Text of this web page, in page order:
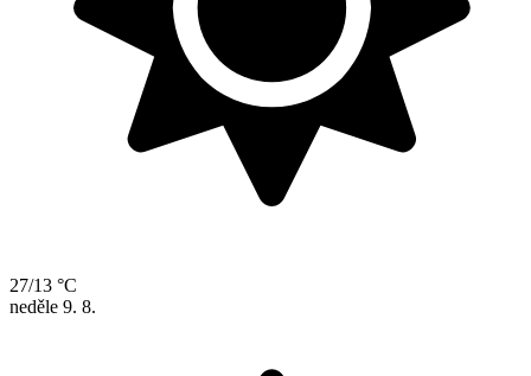
27/13 °C
neděle 9. 8.